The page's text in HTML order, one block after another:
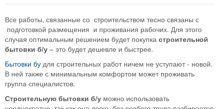
Все работы, связанные со строительством тесно связаны с
подготовкой размещения и проживания рабочих. Для этого
случая оптимальным решением будет покупка строительной
бытовки б/у – это будет дешевле и быстрее.
Бытовки бу для строительных работ ничем не уступают - новой.
В ней также с минимальным комфортом может проживать
группа специалистов.
Строительную бытовки б/у можно использовать